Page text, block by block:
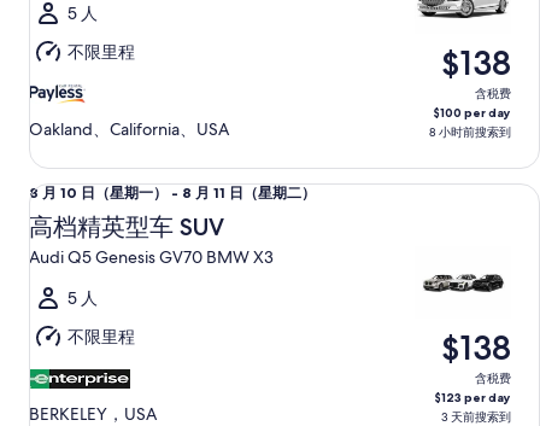
（星
期
二）
至
8
12
日
（星
期
5 人
不限里程
Oakland、California、USA
$138
含税费
$100 per day
8 小时前搜索到
8
月
10
（星
期
一）
至
8
8 月 10 日（星期一） - 8 月 11 日（星期二）
高档精英型车 SUV
Audi Q5 Genesis GV70 BMW X3
5 人
不限里程
BERKELEY，USA
$138
含税费
$123 per day
3 天前搜索到
高档精英型车 SUV Audi Q5 Genesis GV70 BMW X3